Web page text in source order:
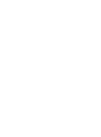
Sretna Prva